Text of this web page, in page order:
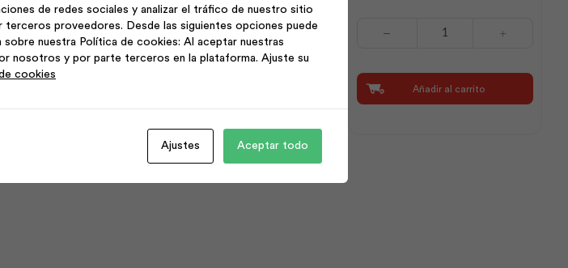
Fachaleta
Gres
7.5x30
|
Dolmen
cantidad
Prepulida
Rojo
Añadir al carrito
de redes sociales y analizar el tráfico de nuestro sitio
proveedores. Desde las siguientes opciones puede
nuestra Política de cookies: Al aceptar nuestras
nosotros y por parte terceros en la plataforma. Ajuste su
cookies
Ajustes Aceptar todo